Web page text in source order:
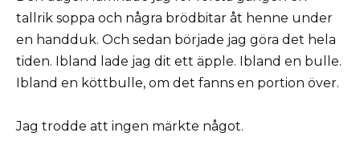
tallrik soppa och några brödbitar åt henne under
en handduk. Och sedan började jag göra det hela
tiden. Ibland lade jag dit ett äpple. Ibland en bulle.
Ibland en köttbulle, om det fanns en portion över.
Jag trodde att ingen märkte något.